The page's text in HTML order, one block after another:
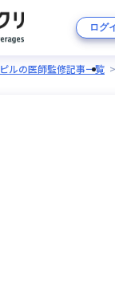
ログ
ピルの医師監修記事一覧